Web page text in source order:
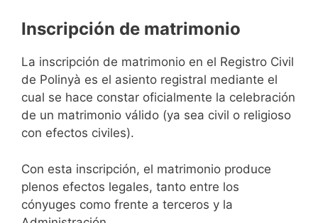
Inscripción de matrimonio
La inscripción de matrimonio en el Registro Civil
de Polinyà es el asiento registral mediante el
cual se hace constar oficialmente la celebración
de un matrimonio válido (ya sea civil o religioso
con efectos civiles).
Con esta inscripción, el matrimonio produce
plenos efectos legales, tanto entre los
cónyuges como frente a terceros y la